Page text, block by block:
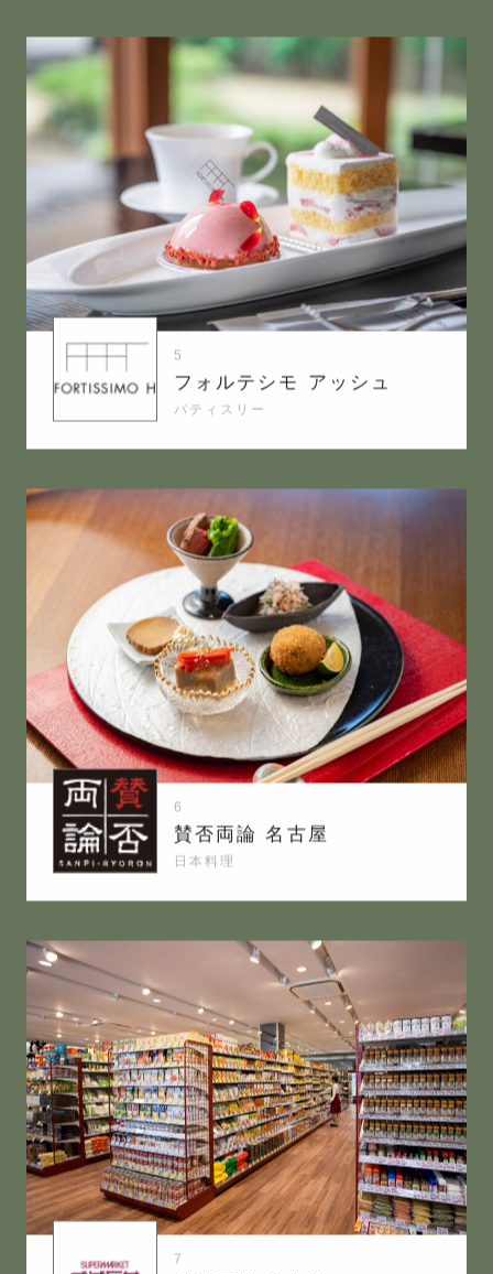
5
フォルテシモ アッシュ
パティスリー
6
賛否両論 名古屋
日本料理
7